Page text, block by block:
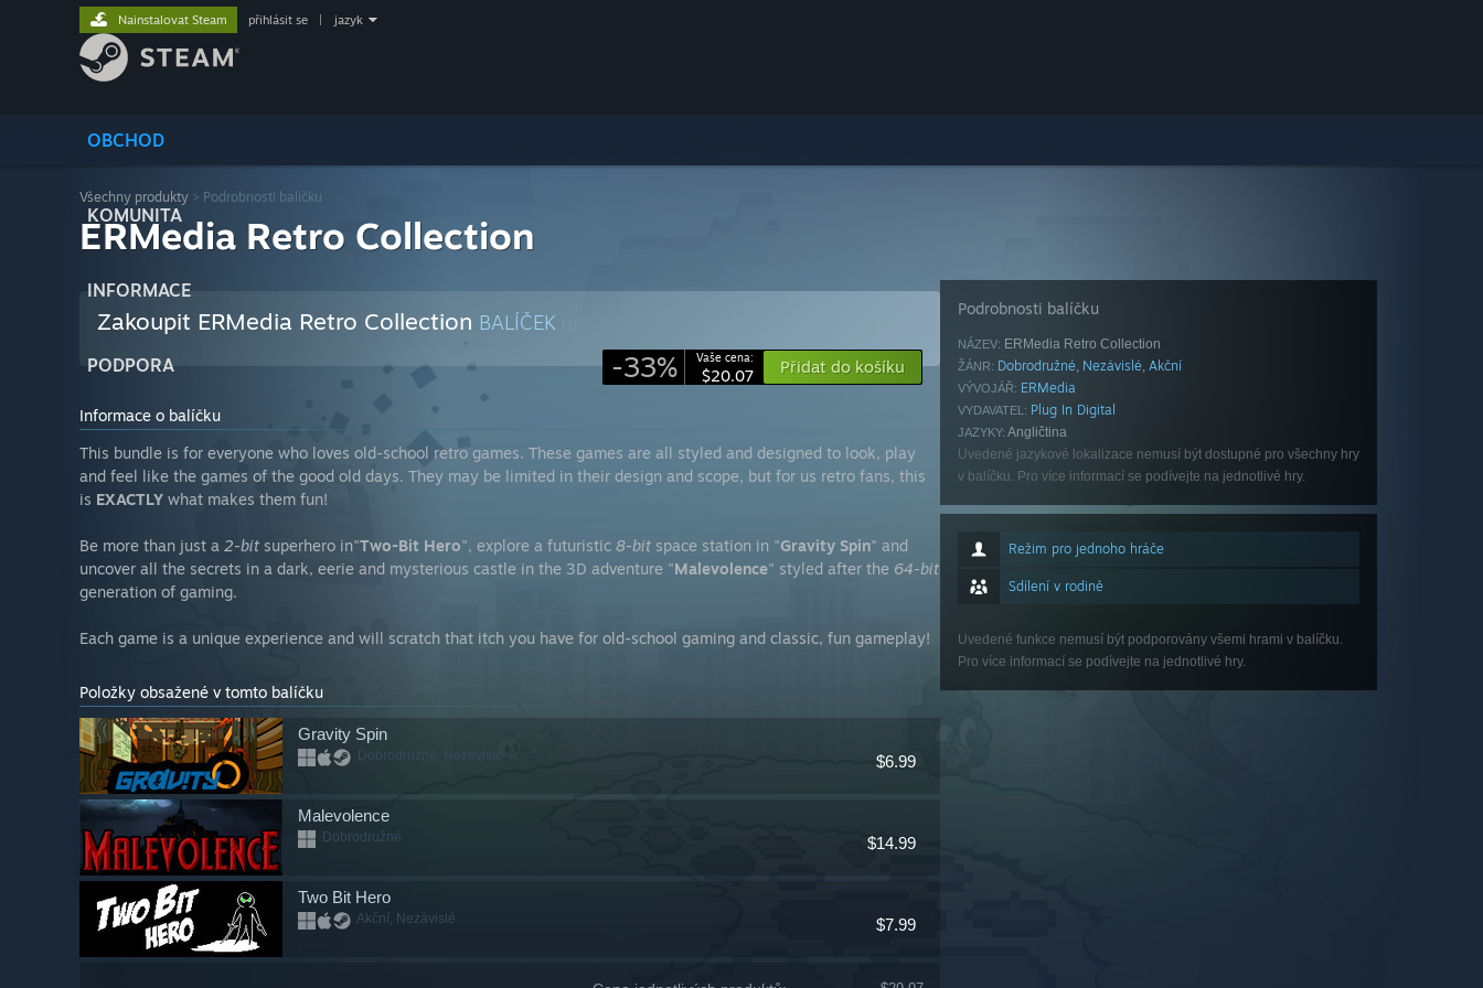
OBCHOD
KOMUNITA
INFORMACE
PODPORA
Nainstalovat Steam přihlásit se jazyk
Všechny produkty > Podrobnosti balíčku
ERMedia Retro Collection
Zakoupit ERMedia Retro Collection BALÍČEK (?)
-33% Vaše cena:
$20.07 Přidat do košíku
Informace o balíčku
This bundle is for everyone who loves old-school retro games. These games are all styled and designed to look, play
and feel like the games of the good old days. They may be limited in their design and scope, but for us retro fans, this
is EXACTLY what makes them fun!
Be more than just a 2-bit superhero in"Two-Bit Hero", explore a futuristic 8-bit space station in "Gravity Spin" and
uncover all the secrets in a dark, eerie and mysterious castle in the 3D adventure "Malevolence" styled after the 64-bit
generation of gaming.
Each game is a unique experience and will scratch that itch you have for old-school gaming and classic, fun gameplay!
Položky obsažené v tomto balíčku
$6.99
Gravity Spin
Dobrodružné, Nezávislé
$14.99
Malevolence
Dobrodružné
$7.99
Two Bit Hero
Akční, Nezávislé
Podrobnosti balíčku
NÁZEV: ERMedia Retro Collection
ŽÁNR: Dobrodružné, Nezávislé, Akční
VÝVOJÁŘ: ERMedia
VYDAVATEL: Plug In Digital
JAZYKY: Angličtina
Uvedené jazykové lokalizace nemusí být dostupné pro všechny hry
v balíčku. Pro více informací se podívejte na jednotlivé hry.
Režim pro jednoho hráče
Sdílení v rodině
Uvedené funkce nemusí být podporovány všemi hrami v balíčku.
Pro více informací se podívejte na jednotlivé hry.